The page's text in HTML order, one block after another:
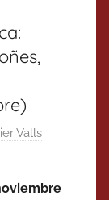
Valls